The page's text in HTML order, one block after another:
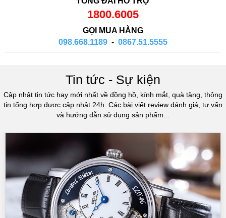
1800.6005
GỌI MUA HÀNG
098.668.1189 - 0867.51.5555
Tin tức - Sự kiện
Cập nhật tin tức hay mới nhất về đồng hồ, kính mắt, quà tặng, thông
tin tổng hợp được cập nhật 24h. Các bài viết review đánh giá, tư vấn
và hướng dẫn sử dụng sản phẩm...